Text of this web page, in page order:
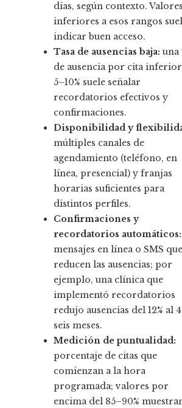
días, según contexto. Valores
inferiores a esos rangos
indicar buen acceso.
Tasa de ausencias baja: una
de ausencia por cita
5–10% suele señalar
recordatorios efectivos y
confirmaciones.
Disponibilidad y
múltiples canales de
agendamiento (teléfono, en
línea, presencial) y franjas
horarias suficientes para
distintos perfiles.
Confirmaciones y
recordatorios automáticos:
mensajes en línea o SMS que
reducen las ausencias; por
ejemplo, una clínica que
implementó recordatorios
redujo ausencias del 12% al
seis meses.
Medición de puntualidad:
porcentaje de citas que
comienzan a la hora
programada; valores por
encima del 85–90%